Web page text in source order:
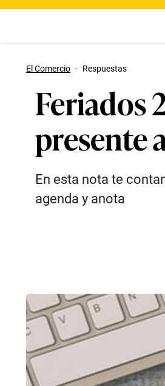
El Comercio · Respuestas
Feriados
presente
En esta nota te
agenda y anota